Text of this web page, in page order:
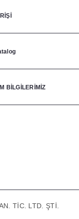
BİLGİLERİMİZ
TİC. LTD. ŞTİ.